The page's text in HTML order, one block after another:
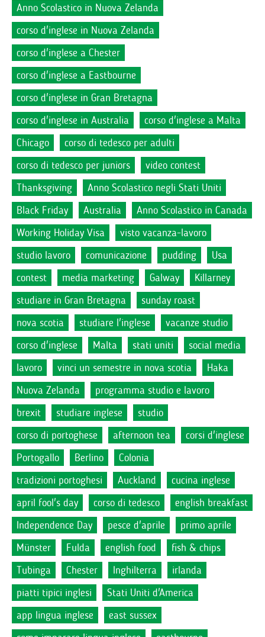
Anno Scolastico in Nuova Zelanda
corso d'inglese in Nuova Zelanda
corso d'inglese a Chester
corso d'inglese a Eastbourne
corso d'inglese in Gran Bretagna
corso d'inglese in Australia
corso d'inglese a Malta
Chicago
corso di tedesco per adulti
corso di tedesco per juniors
video contest
Thanksgiving
Anno Scolastico negli Stati Uniti
Black Friday
Australia
Anno Scolastico in Canada
Working Holiday Visa
visto vacanza-lavoro
studio lavoro
comunicazione pudding
Usa
contest
media marketing Galway
Killarney
studiare in Gran Bretagna
sunday roast
nova scotia
studiare l'inglese
vacanze studio
corso d'inglese
Malta stati uniti
social media
lavoro
vinci un semestre in nova scotia
Haka
Nuova Zelanda
programma studio e lavoro
brexit
studiare inglese
studio
corso di portoghese
afternoon tea
corsi d'inglese
Portogallo
Berlino
Colonia
tradizioni portoghesi
Auckland
cucina inglese
april fool's day
corso di tedesco
english breakfast
Independence Day
pesce d'aprile
primo aprile
Münster
Fulda english food
fish & chips
Tubinga
Chester Inghilterra
irlanda
piatti tipici inglesi
Stati Uniti d'America
app lingua inglese
east sussex